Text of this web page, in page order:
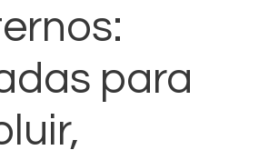
para